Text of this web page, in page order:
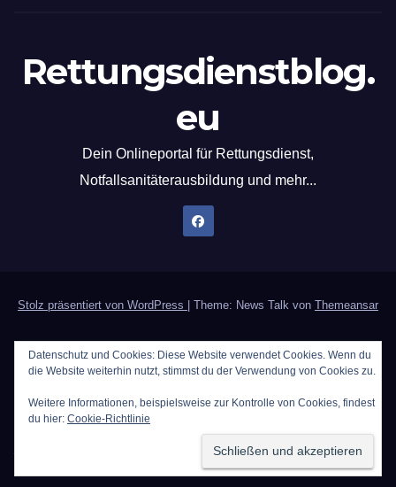
Rettungsdienstblog.
eu
Dein Onlineportal für Rettungsdienst,
Notfallsanitäterausbildung und mehr...
Stolz präsentiert von WordPress Theme: News Talk von Themeansar
Home Datenschutzerklärung Der Notfallsanitäter
Rechtliches / ImpressumRezepte für den Rettungsdienst
Sauerstoffberechnung Werbung auf Rettungsdienstblog.eu
Datenschutz und Cookies: Diese Website verwendet Cookies. Wenn du
die Website weiterhin nutzt, stimmst du der Verwendung von Cookies zu.
Weitere Informationen, beispielsweise zur Kontrolle von Cookies, findest
du hier: Cookie-Richtlinie